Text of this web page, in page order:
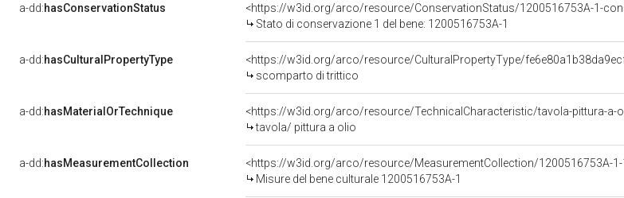
a-dd:hasConservationStatus
<https://w3id.org/arco/resource/ConservationStatus/1200516753A-1-
Stato di conservazione 1 del bene: 1200516753A-1
a-dd:hasCulturalPropertyType
<https://w3id.org/arco/resource/CulturalPropertyType/
scomparto di trittico
a-dd:hasMaterialOrTechnique
<https://w3id.org/arco/resource/TechnicalCharacteristic/tavola-pittura-a-
tavola/ pittura a olio
a-dd:hasMeasurementCollection
<https://w3id.org/arco/resource/MeasurementCollection/1200516753A-1-
Misure del bene culturale 1200516753A-1